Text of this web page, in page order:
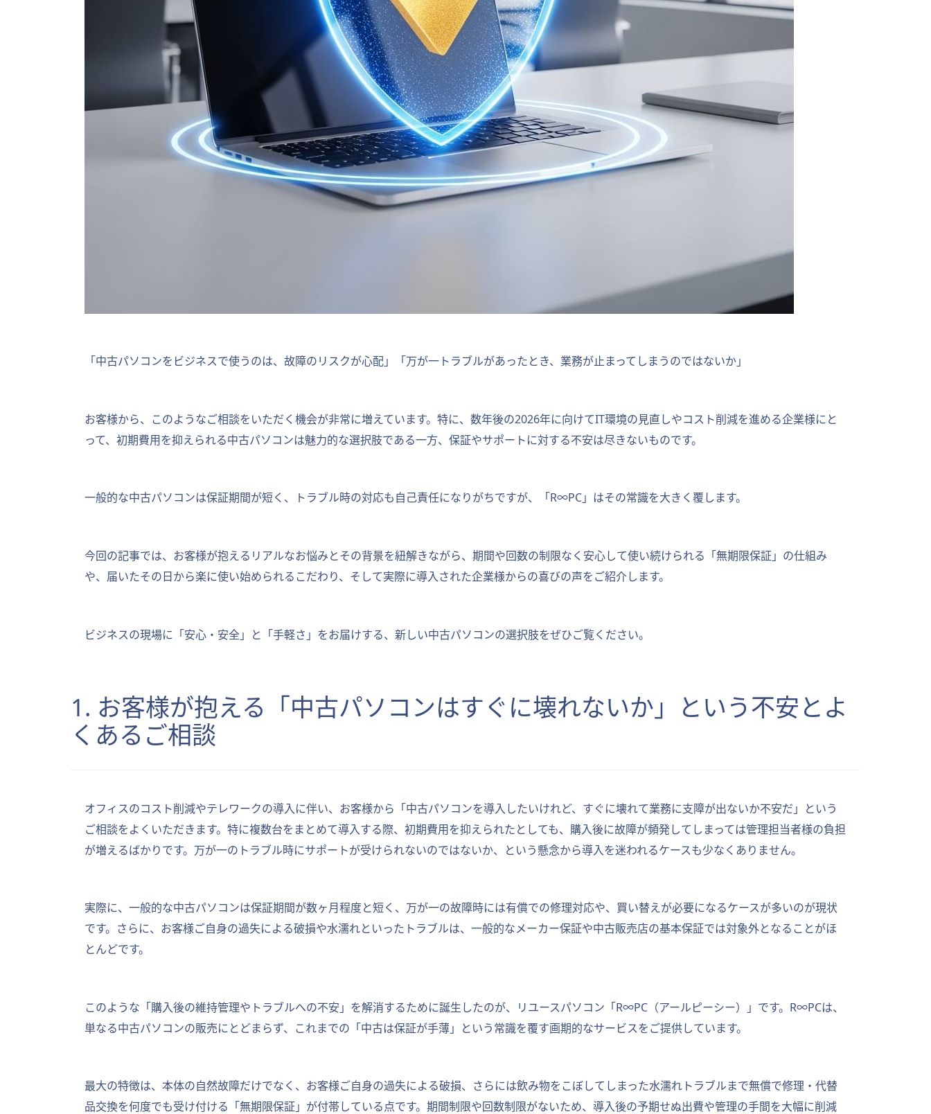
「中古パソコンをビジネスで使うのは、故障のリスクが心配」「万が一トラブルがあったとき、業務が止まってしまうのではないか」
お客様から、このようなご相談をいただく機会が非常に増えています。特に、数年後の2026年に向けてIT環境の見直しやコスト削減を進める企業様にと
って、初期費用を抑えられる中古パソコンは魅力的な選択肢である一方、保証やサポートに対する不安は尽きないものです。
一般的な中古パソコンは保証期間が短く、トラブル時の対応も自己責任になりがちですが、「R∞PC」はその常識を大きく覆します。
今回の記事では、お客様が抱えるリアルなお悩みとその背景を紐解きながら、期間や回数の制限なく安心して使い続けられる「無期限保証」の仕組み
や、届いたその日から楽に使い始められるこだわり、そして実際に導入された企業様からの喜びの声をご紹介します。
ビジネスの現場に「安心・安全」と「手軽さ」をお届けする、新しい中古パソコンの選択肢をぜひご覧ください。
1. お客様が抱える「中古パソコンはすぐに壊れないか」という不安とよ
くあるご相談
オフィスのコスト削減やテレワークの導入に伴い、お客様から「中古パソコンを導入したいけれど、すぐに壊れて業務に支障が出ないか不安だ」という
ご相談をよくいただきます。特に複数台をまとめて導入する際、初期費用を抑えられたとしても、購入後に故障が頻発してしまっては管理担当者様の負担
が増えるばかりです。万が一のトラブル時にサポートが受けられないのではないか、という懸念から導入を迷われるケースも少なくありません。
実際に、一般的な中古パソコンは保証期間が数ヶ月程度と短く、万が一の故障時には有償での修理対応や、買い替えが必要になるケースが多いのが現状
です。さらに、お客様ご自身の過失による破損や水濡れといったトラブルは、一般的なメーカー保証や中古販売店の基本保証では対象外となることがほ
とんどです。
このような「購入後の維持管理やトラブルへの不安」を解消するために誕生したのが、リユースパソコン「R∞PC（アールピーシー）」です。R∞PCは、
単なる中古パソコンの販売にとどまらず、これまでの「中古は保証が手薄」という常識を覆す画期的なサービスをご提供しています。
最大の特徴は、本体の自然故障だけでなく、お客様ご自身の過失による破損、さらには飲み物をこぼしてしまった水濡れトラブルまで無償で修理・代替
品交換を何度でも受け付ける「無期限保証」が付帯している点です。期間制限や回数制限がないため、導入後の予期せぬ出費や管理の手間を大幅に削減